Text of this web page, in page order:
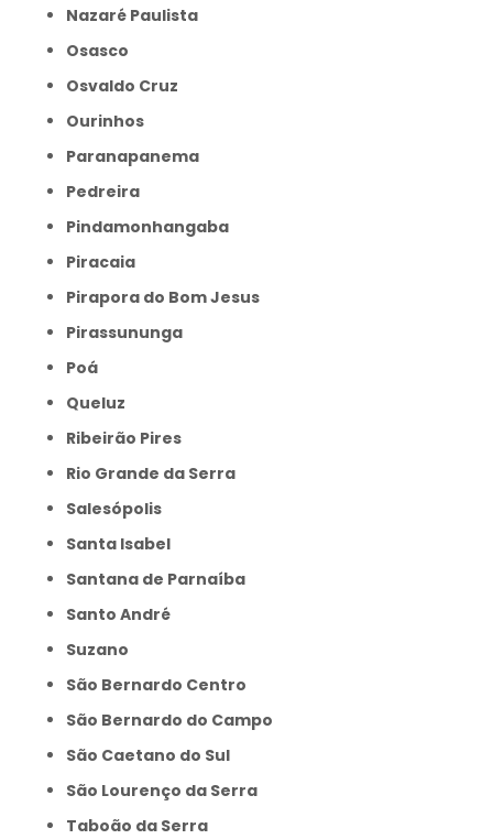
Nazaré Paulista
Osasco
Osvaldo Cruz
Ourinhos
Paranapanema
Pedreira
Pindamonhangaba
Piracaia
Pirapora do Bom Jesus
Pirassununga
Poá
Queluz
Ribeirão Pires
Rio Grande da Serra
Salesópolis
Santa Isabel
Santana de Parnaíba
Santo André
Suzano
São Bernardo Centro
São Bernardo do Campo
São Caetano do Sul
São Lourenço da Serra
Taboão da Serra